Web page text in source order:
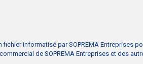
informatisé par SOPREMA Entreprises
de SOPREMA Entreprises et des